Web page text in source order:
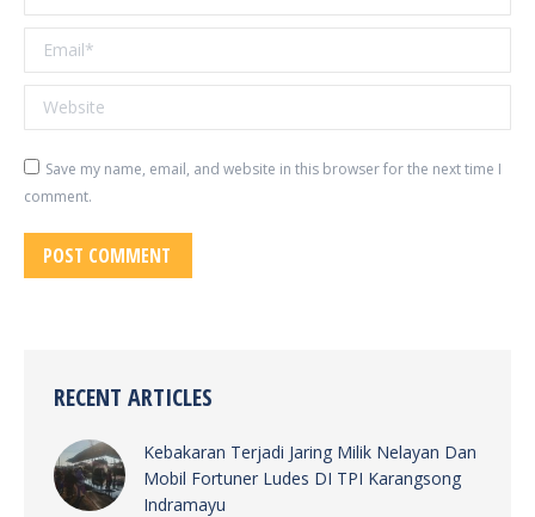
Email *
Website
Save my name, email, and website in this browser for the next time I
comment.
POST COMMENT
RECENT ARTICLES
Kebakaran Terjadi Jaring Milik Nelayan Dan
Mobil Fortuner Ludes DI TPI Karangsong
Indramayu